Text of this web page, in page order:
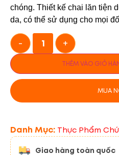
chóng. Thiết kế chai lăn tiện
da, có thể sử dụng cho mọi
- +
THÊM VÀO GIỎ
MUA
Danh Mục: Thực Phẩm
Giao hàng toàn quốc